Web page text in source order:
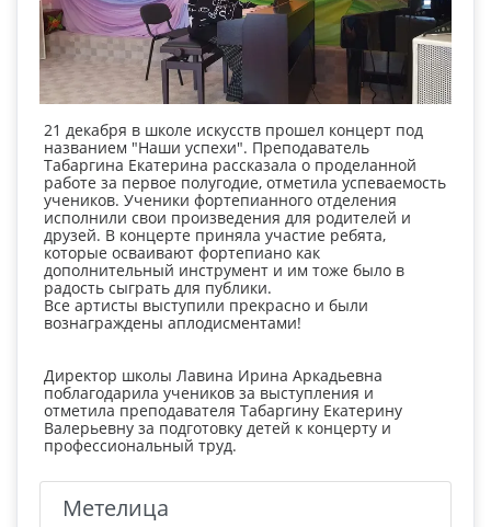
21 декабря в школе искусств прошел концерт под
названием "Наши успехи". Преподаватель
Табаргина Екатерина рассказала о проделанной
работе за первое полугодие, отметила успеваемость
учеников. Ученики фортепианного отделения
исполнили свои произведения для родителей и
друзей. В концерте приняла участие ребята,
которые осваивают фортепиано как
дополнительный инструмент и им тоже было в
радость сыграть для публики.
Все артисты выступили прекрасно и были
вознаграждены аплодисментами!
Директор школы Лавина Ирина Аркадьевна
поблагодарила учеников за выступления и
отметила преподавателя Табаргину Екатерину
Валерьевну за подготовку детей к концерту и
профессиональный труд.
Метелица